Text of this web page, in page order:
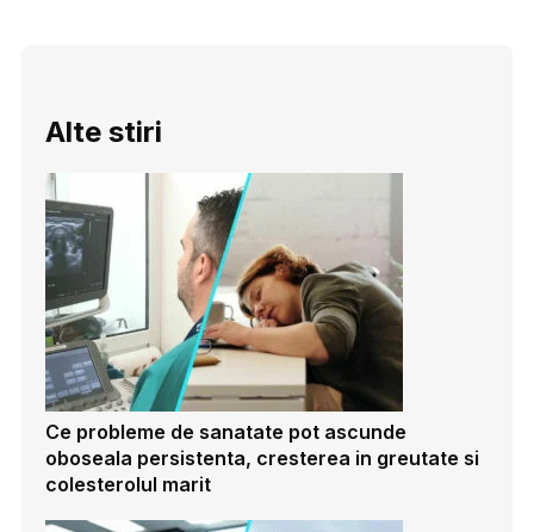
Alte stiri
Ce probleme de sanatate pot ascunde
oboseala persistenta, cresterea in greutate si
colesterolul marit